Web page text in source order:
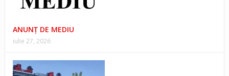
ANUNŢ DE MEDIU
iulie 27, 2026